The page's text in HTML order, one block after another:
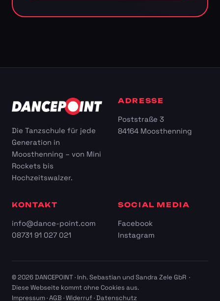
Die Tanzschule für jede
Generation in
Moosthenning – von Mini
Rockets bis
Hochzeitswalzer.
ADRESSE
Poststraße 3
84164 Moosthenning
KONTAKT
info@dance-point.com
08731 91 027 021
SOCIAL MEDIA
Facebook
Instagram
© 2026 DANCEPOINT · Inh. Sebastian und Sandra Zele GbR ·
Diese Webseite kommt ohne Cookies aus.
Impressum·AGB ·Widerruf·Datenschutz